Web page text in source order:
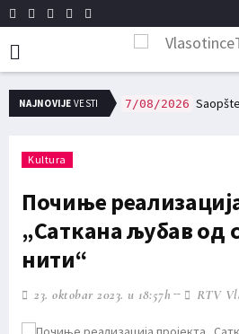
NAJNOVIJE VESTI
и редовне трошкове у области образовања и културе исплаћено 12,7 милиона динара 7/08/2026
Kultura
Почиње
„Саткана љубав од
нити“
23. oktobar 2023. u 18:57h RTV